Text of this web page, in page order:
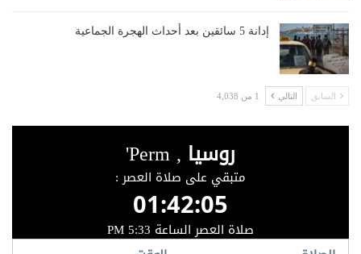
إدانة 5 سائقين بعد أحداث الهجرة الجماعية
السابق التالي 1 من 4,038